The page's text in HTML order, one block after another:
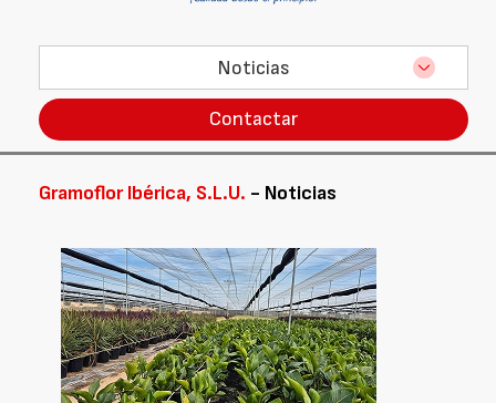
Noticias
Contactar
Gramoflor Ibérica, S.L.U. - Noticias